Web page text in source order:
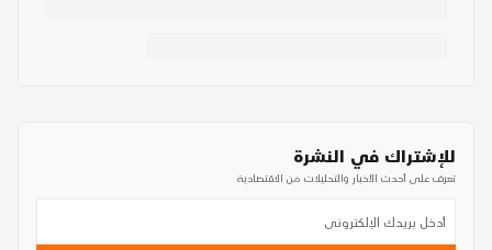
للإشتراك في النشرة
تعرف على أحدث الأخبار والتحليلات من الاقتصادية